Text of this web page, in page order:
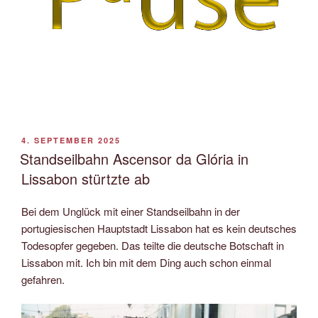
VERÖFFENTLICHT
AM
4. SEPTEMBER 2025
Standseilbahn Ascensor da Glória in
Lissabon stürtzte ab
Bei dem Unglück mit einer Standseilbahn in der
portugiesischen Hauptstadt Lissabon hat es kein deutsches
Todesopfer gegeben. Das teilte die deutsche Botschaft in
Lissabon mit. Ich bin mit dem Ding auch schon einmal
gefahren.